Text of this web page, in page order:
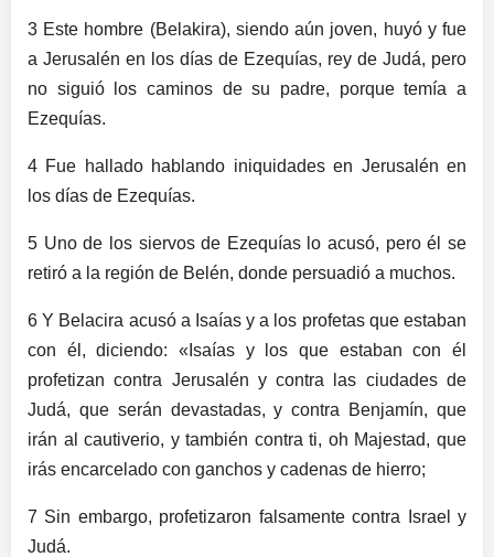
3 Este hombre (Belakira), siendo aún joven, huyó y fue
a Jerusalén en los días de Ezequías, rey de Judá, pero
no siguió los caminos de su padre, porque temía a
Ezequías.
4 Fue hallado hablando iniquidades en Jerusalén en
los días de Ezequías.
5 Uno de los siervos de Ezequías lo acusó, pero él se
retiró a la región de Belén, donde persuadió a muchos.
6 Y Belacira acusó a Isaías y a los profetas que estaban
con él, diciendo: «Isaías y los que estaban con él
profetizan contra Jerusalén y contra las ciudades de
Judá, que serán devastadas, y contra Benjamín, que
irán al cautiverio, y también contra ti, oh Majestad, que
irás encarcelado con ganchos y cadenas de hierro;
7 Sin embargo, profetizaron falsamente contra Israel y
Judá.